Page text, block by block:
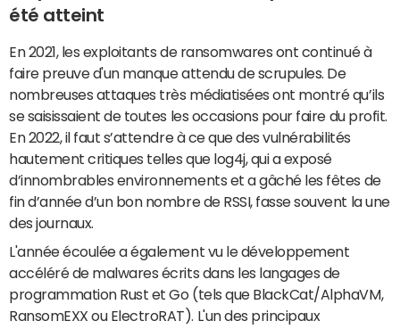
été atteint
En 2021, les exploitants de ransomwares ont continué à
faire preuve d'un manque attendu de scrupules. De
nombreuses attaques très médiatisées ont montré qu’ils
se saisissaient de toutes les occasions pour faire du profit.
En 2022, il faut s’attendre à ce que des vulnérabilités
hautement critiques telles que log4j, qui a exposé
d’innombrables environnements et a gâché les fêtes de
fin d’année d’un bon nombre de RSSI, fasse souvent la une
des journaux.
L'année écoulée a également vu le développement
accéléré de malwares écrits dans les langages de
programmation Rust et Go (tels que BlackCat/AlphaVM,
RansomEXX ou ElectroRAT). L'un des principaux